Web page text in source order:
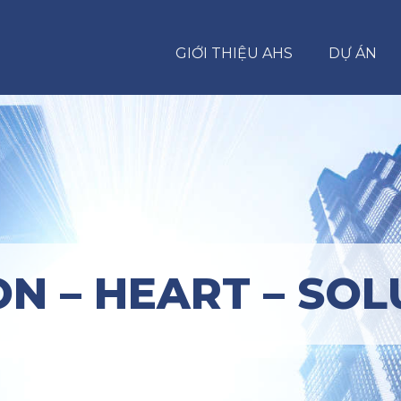
GIỚI THIỆU AHS DỰ ÁN
– HEART –